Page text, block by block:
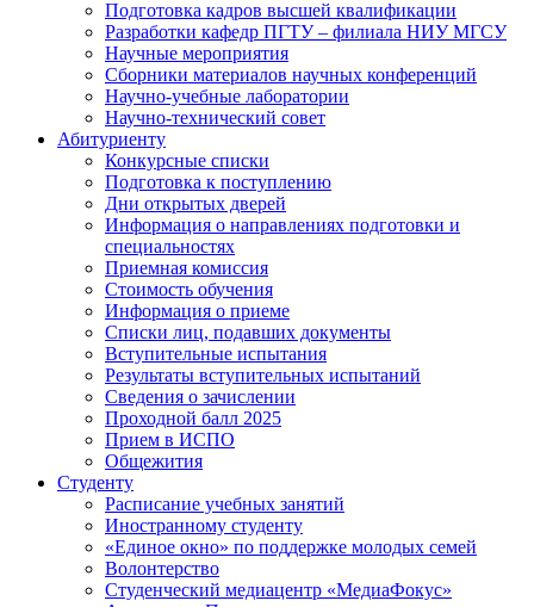
Подготовка кадров высшей квалификации
Разработки кафедр ПГТУ – филиала НИУ МГСУ
Научные мероприятия
Сборники материалов научных конференций
Научно-учебные лаборатории
Научно-технический совет
Абитуриенту
Конкурсные списки
Подготовка к поступлению
Дни открытых дверей
Информация о направлениях подготовки и
специальностях
Приемная комиссия
Стоимость обучения
Информация о приеме
Списки лиц, подавших документы
Вступительные испытания
Результаты вступительных испытаний
Сведения о зачислении
Проходной балл 2025
Прием в ИСПО
Общежития
Студенту
Расписание учебных занятий
Иностранному студенту
«Единое окно» по поддержке молодых семей
Волонтерство
Студенческий медиацентр «МедиаФокус»